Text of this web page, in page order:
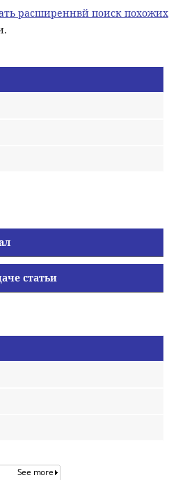
расширеннвй поиск похожих
статьи